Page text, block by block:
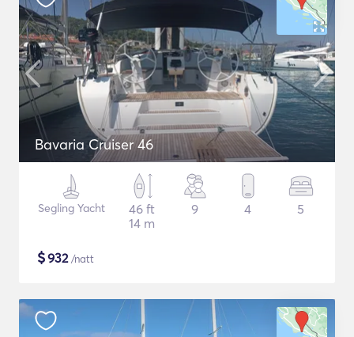
Bavaria Cruiser 46
Segling Yacht
46 ft
14 m
9 4 5
$932/natt